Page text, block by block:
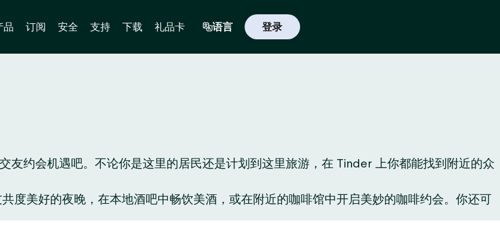
品 订阅 安全 支持 下载 礼品卡 语言 登录
友约会机遇吧。不论你是这里的居民还是计划到这里旅游，在 Tinder 上你都能找到附近的众
度美好的夜晚，在本地酒吧中畅饮美酒，或在附近的咖啡馆中开启美妙的咖啡约会。你还可